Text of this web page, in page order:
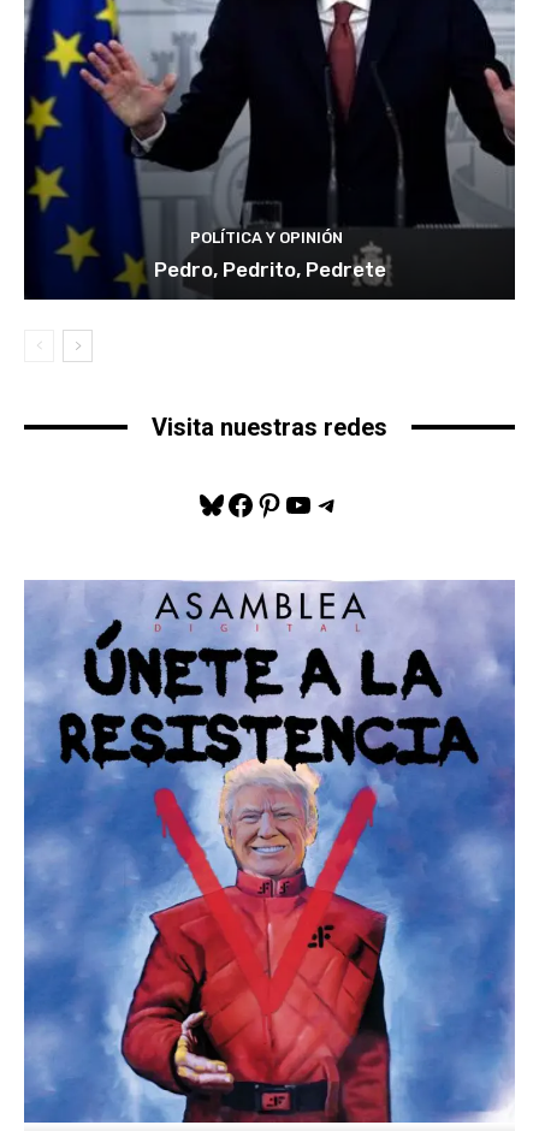
POLÍTICA Y OPINIÓN
Pedro, Pedrito, Pedrete
Visita nuestras redes
Bluesky
Facebook
Pinterest
YouTube
Telegram